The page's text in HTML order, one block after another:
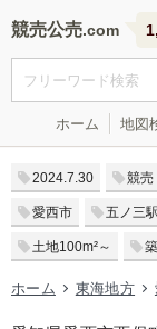
競売公売
ホーム 地図
2024.7.30 競売
愛西市 五ノ三駅
土地100m²～
ホーム 東海地方